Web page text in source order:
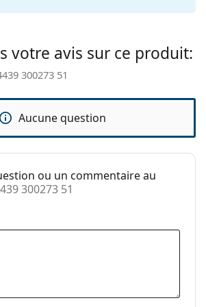
Oui
Oui
Lunettes de soleil
Burberry
votre avis sur ce produit:
300273 51
Aucune question
ou un commentaire au
300273 51